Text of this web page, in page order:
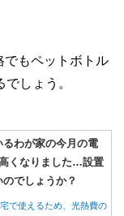
でもペットボトル
しょう。
るわが家の今月の電
くなりました…設置
でしょうか？
で使えるため、光熱費の